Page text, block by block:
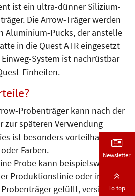
ist ein ultra-dünner Silizium-
Die Arrow-Träger werden
Aluminium-Pucks, der anstelle
in die Quest ATR eingesetzt
System ist nachrüstbar
Einheiten.
Probenträger kann nach der
zur späteren Verwendung
ist besonders vorteilhaft für
Farben.
Probe kann beispielsweise auf
Produktionslinie oder in einer
gefüllt, versiegelt,
Newsletter
To top